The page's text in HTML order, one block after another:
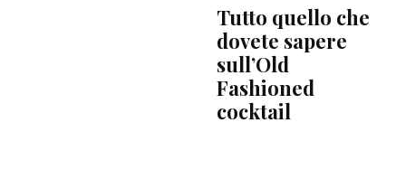
Tutto quello che
dovete sapere
sull’Old
Fashioned
cocktail